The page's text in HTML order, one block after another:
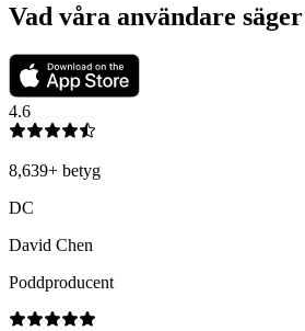
Vad våra användare säger
4.6
8,639+ betyg
DC
David Chen
Poddproducent